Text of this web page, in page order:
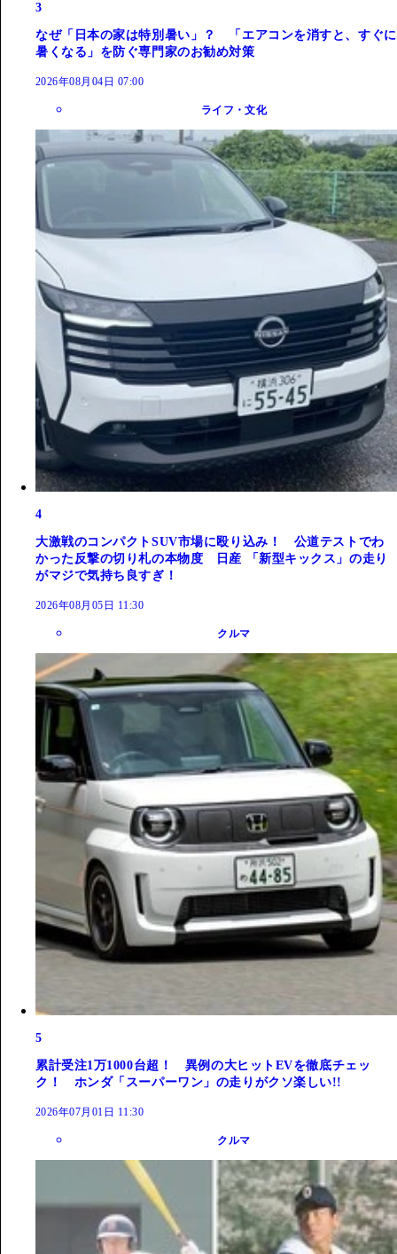
3
なぜ「日本の家は特別暑い」？ 「エアコンを消すと、すぐに
暑くなる」を防ぐ専門家のお勧め対策
2026年08月04日 07:00
ライフ・文化
4
大激戦のコンパクトSUV市場に殴り込み！ 公道テストでわ
かった反撃の切り札の本物度 日産 「新型キックス」の走り
がマジで気持ち良すぎ！
2026年08月05日 11:30
クルマ
5
累計受注1万1000台超！ 異例の大ヒットEVを徹底チェッ
ク！ ホンダ「スーパーワン」の走りがクソ楽しい!!
2026年07月01日 11:30
クルマ